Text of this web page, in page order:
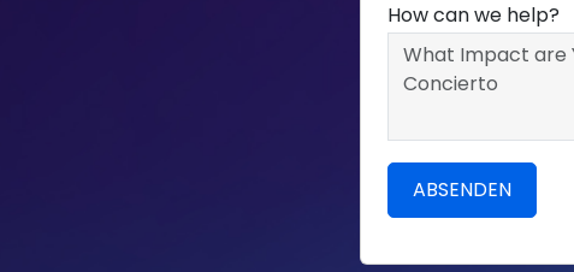
How can we help?